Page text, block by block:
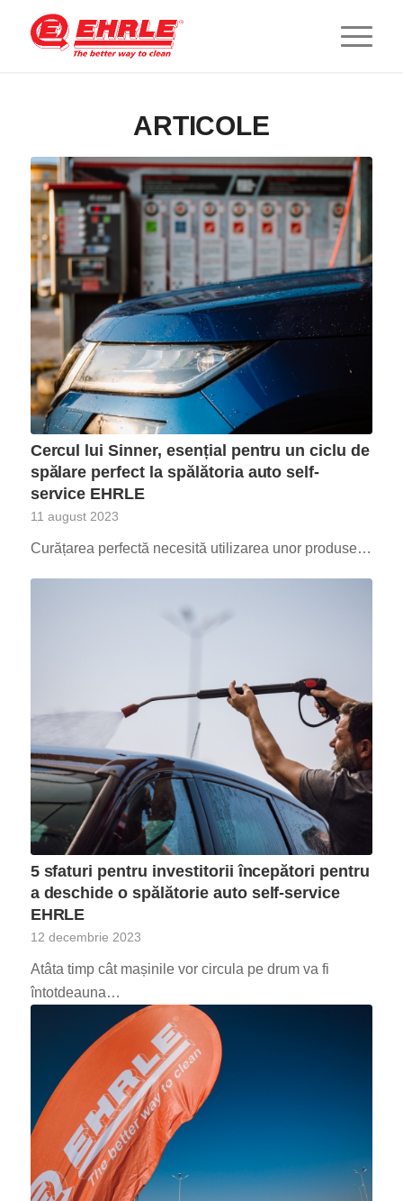
ARTICOLE
Cercul lui Sinner, esențial pentru un ciclu de
spălare perfect la spălătoria auto self-
service EHRLE
11 august 2023
Curățarea perfectă necesită utilizarea unor produse…
5 sfaturi pentru investitorii începători pentru
a deschide o spălătorie auto self-service
EHRLE
12 decembrie 2023
Atâta timp cât mașinile vor circula pe drum va fi
întotdeauna…